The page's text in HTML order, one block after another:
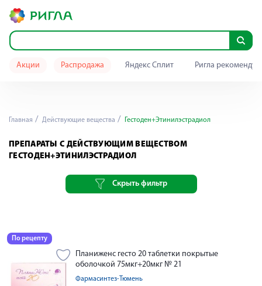
Акции Распродажа Яндекс Сплит Ригла
Главная Действующие вещества Гестоден+Этинилэстрадиол
ПРЕПАРАТЫ С ДЕЙСТВУЮЩИМ ВЕЩЕСТВОМ
ГЕСТОДЕН+ЭТИНИЛЭСТРАДИОЛ
Скрыть фильтр
По рецепту
Планиженс гесто 20 таблетки покрытые
оболочкой 75мкг+20мкг № 21
Фармасинтез-Тюмень